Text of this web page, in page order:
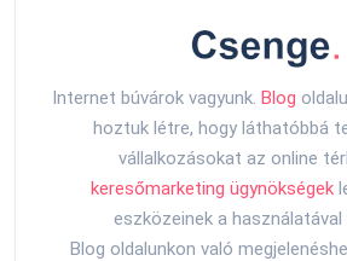
Internet búvárok vagyunk. Blog
hoztuk létre, hogy láthatóbbá
vállalkozásokat az online
keresőmarketing ügynökségek
eszközeinek a használatával
Blog oldalunkon való